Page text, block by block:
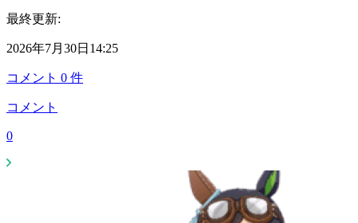
最終更新:
2026年7月30日14:25
コメント 0 件
コメント
0